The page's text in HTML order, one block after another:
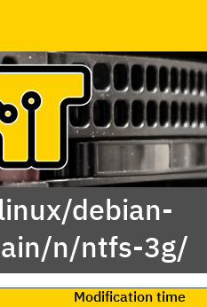
debian-
n/ntfs-3g/
Modification time